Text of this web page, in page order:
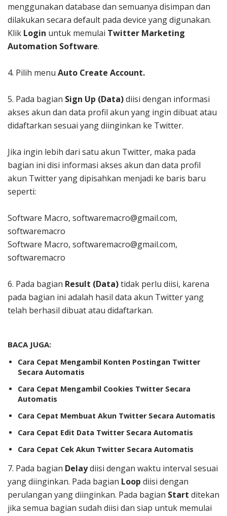
menggunakan database dan semuanya disimpan dan
dilakukan secara default pada device yang digunakan.
Klik Login untuk memulai Twitter Marketing
Automation Software.
4. Pilih menu Auto Create Account.
5. Pada bagian Sign Up (Data)diisi dengan informasi
akses akun dan data profil akun yang ingin dibuat atau
didaftarkan sesuai yang diinginkan ke Twitter.
Jika ingin lebih dari satu akun Twitter, maka pada
bagian ini disi informasi akses akun dan data profil
akun Twitter yang dipisahkan menjadi ke baris baru
seperti:
Software Macro, softwaremacro@gmail.com,
softwaremacro
Software Macro, softwaremacro@gmail.com,
softwaremacro
6. Pada bagian Result (Data)tidak perlu diisi, karena
pada bagian ini adalah hasil data akun Twitter yang
telah berhasil dibuat atau didaftarkan.
BACA JUGA:
Cara Cepat Mengambil Konten Postingan Twitter
Secara Automatis
Cara Cepat Mengambil Cookies Twitter Secara
Automatis
Cara Cepat Membuat Akun Twitter Secara Automatis
Cara Cepat Edit Data Twitter Secara Automatis
Cara Cepat Cek Akun Twitter Secara Automatis
7. Pada bagian Delaydiisi dengan waktu interval sesuai
yang diinginkan. Pada bagian Loop diisi dengan
perulangan yang diinginkan. Pada bagian Start ditekan
jika semua bagian sudah diisi dan siap untuk memulai